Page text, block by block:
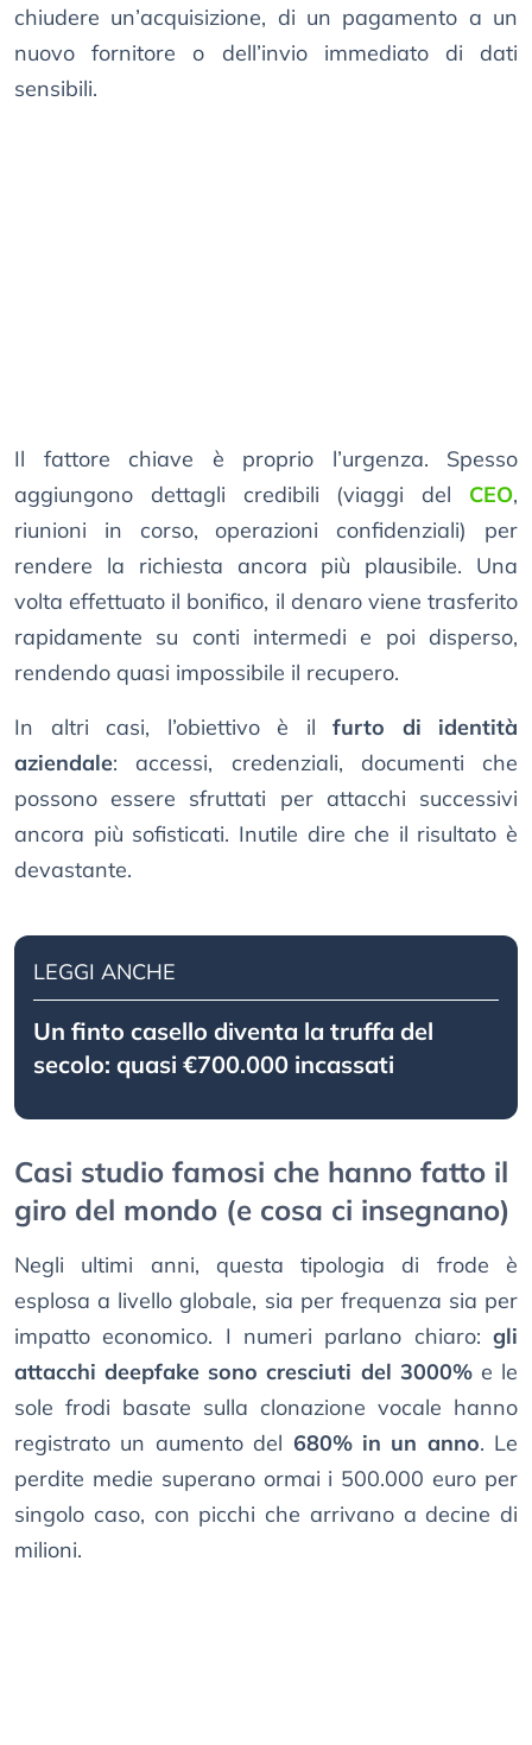
chiudere un’acquisizione, di un pagamento a un
nuovo fornitore o dell’invio immediato di dati
sensibili.
Il fattore chiave è proprio l’urgenza. Spesso
aggiungono dettagli credibili (viaggi del CEO,
riunioni in corso, operazioni confidenziali) per
rendere la richiesta ancora più plausibile. Una
volta effettuato il bonifico, il denaro viene trasferito
rapidamente su conti intermedi e poi disperso,
rendendo quasi impossibile il recupero.
In altri casi, l’obiettivo è il furto di identità
aziendale: accessi, credenziali, documenti che
possono essere sfruttati per attacchi successivi
ancora più sofisticati. Inutile dire che il risultato è
devastante.
LEGGI ANCHE
Un finto casello diventa la truffa del
secolo: quasi €700.000 incassati
Casi studio famosi che hanno fatto il
giro del mondo (e cosa ci insegnano)
Negli ultimi anni, questa tipologia di frode è
esplosa a livello globale, sia per frequenza sia per
impatto economico. I numeri parlano chiaro: gli
attacchi deepfake sono cresciuti del 3000%e le
sole frodi basate sulla clonazione vocale hanno
registrato un aumento del 680% in un anno. Le
perdite medie superano ormai i 500.000 euro per
singolo caso, con picchi che arrivano a decine di
milioni.